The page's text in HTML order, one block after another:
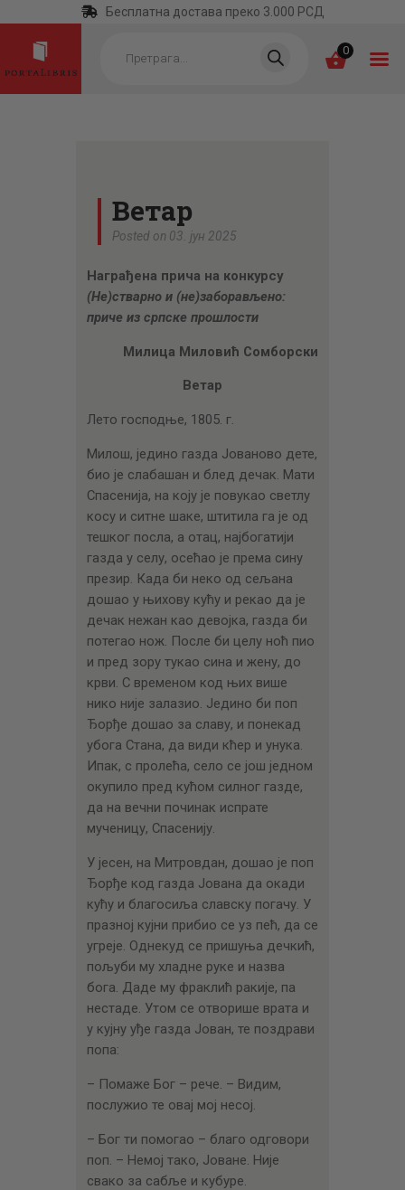
Бесплатна достава преко 3.000 РСД
search 0
НАЈПРОДАВАНИЈЕ
ОТРГНУТО ОД
ЗАБОРАВА
АУТОРИ
АКТУЕЛНОСТИ
ЦЕНОВНИК
ПИСМО
Ветар
Posted on 03. јун 2025
Награђена прича на конкурсу
(Не)стварно и (не)заборављено:
приче из српске прошлости
Милица Миловић Сомборски
Ветар
Лето господње, 1805. г.
Милош, једино газда Јованово дете,
био је слабашан и блед дечак. Мати
Спасенија, на коју је повукао светлу
косу и ситне шаке, штитила га је од
тешког посла, а отац, најбогатији
газда у селу, осећао је према сину
презир. Када би неко од сељана
дошао у њихову кућу и рекао да је
дечак нежан као девојка, газда би
потегао нож. После би целу ноћ пио
и пред зору тукао сина и жену, до
крви. С временом код њих више
нико није залазио. Једино би поп
Ђорђе дошао за славу, и понекад
убога Стана, да види кћер и унука.
Ипак, с пролећа, село се још једном
окупило пред кућом силног газде,
да на вечни починак испрате
мученицу, Спасенију.
У јесен, на Митровдан, дошао је поп
Ђорђе код газда Јована да окади
кућу и благосиља славску погачу. У
празној кујни прибио се уз пећ, да се
угреје. Однекуд се пришуња дечкић,
пољуби му хладне руке и назва
бога. Даде му фраклић ракије, па
нестаде. Утом се отворише врата и
у кујну уђе газда Јован, те поздрави
попа:
– Помаже Бог – рече. – Видим,
послужио те овај мој несој.
– Бог ти помогао – благо одговори
поп. – Немој тако, Јоване. Није
свако за сабље и кубуре.